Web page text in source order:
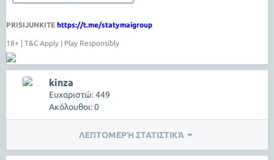
PRISIJUNKITE https://t.me/statymaigroup
18+ | T&C Apply | Play Responsibly
kinza
Ευχαριστώ: 449
Ακόλουθοι: 0
ΛΕΠΤΟΜΕΡΉ ΣΤΑΤΙΣΤΙΚΆ